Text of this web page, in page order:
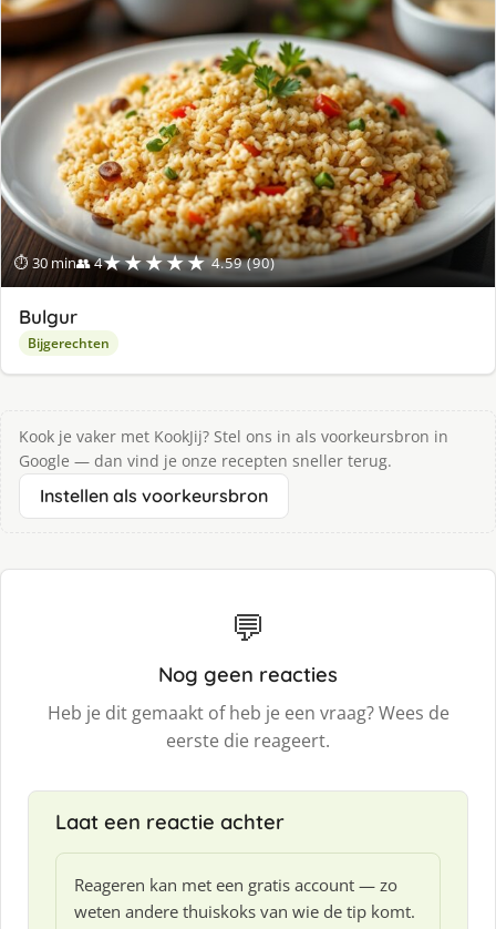
⏱ 30 min👥 4★★★★★ 4.59 (90)
Bulgur
Bijgerechten
Kook je vaker met KookJij? Stel ons in als voorkeursbron in
Google — dan vind je onze recepten sneller terug.
Instellen als voorkeursbron
💬
Nog geen reacties
Heb je dit gemaakt of heb je een vraag? Wees de
eerste die reageert.
Laat een reactie achter
Reageren kan met een gratis account — zo
weten andere thuiskoks van wie de tip komt.